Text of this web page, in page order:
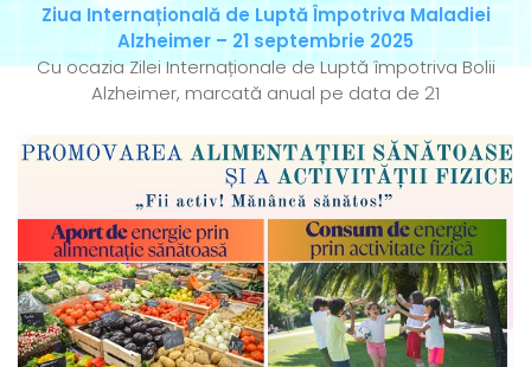
Ziua Internațională de Luptă Împotriva Maladiei
Alzheimer – 21 septembrie 2025
Cu ocazia Zilei Internaționale de Luptă împotriva Bolii
Alzheimer, marcată anual pe data de 21